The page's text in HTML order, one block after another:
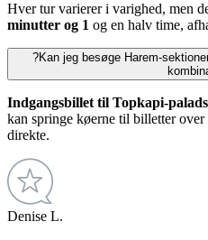
Hver tur varierer i varighed, men
minutter og 1 og en halv time,
?Kan jeg besøge Harem-
Indgangsbillet til Topkapi-
kan springe køerne til billetter
direkte.
Denise L.